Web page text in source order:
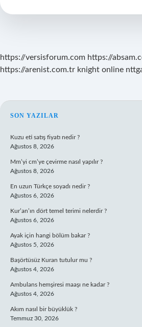
Güçlü
https://versisforum.com https://
https://arenist.com.tr knight online
SIDEBAR
SON YAZILAR
Kuzu eti satış fiyatı nedir ?
Ağustos 8, 2026
Mm’yi cm’ye çevirme nasıl yapılır ?
Ağustos 8, 2026
En uzun Türkçe soyadı nedir ?
Ağustos 6, 2026
Kur’an’ın dört temel terimi nelerdir ?
Ağustos 6, 2026
Ayak için hangi bölüm bakar ?
Ağustos 5, 2026
Başörtüsüz Kuran tutulur mu ?
Ağustos 4, 2026
Ambulans hemşiresi maaşı ne kadar ?
Ağustos 4, 2026
Akım nasıl bir büyüklük ?
Temmuz 30, 2026